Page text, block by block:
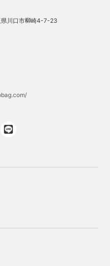
川口市柳崎4-7-23